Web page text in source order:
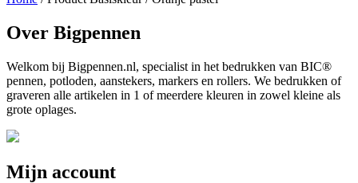
Over Bigpennen
Welkom bij Bigpennen.nl, specialist in het bedrukken van BIC®
pennen, potloden, aanstekers, markers en rollers. We bedrukken of
graveren alle artikelen in 1 of meerdere kleuren in zowel kleine als
grote oplages.
Mijn account